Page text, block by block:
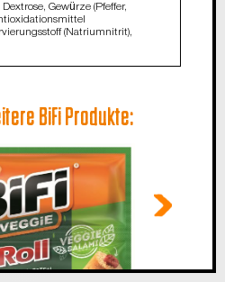
Gewürze (Pfeffer,
(Natriumnitrit),
BiFi Produkte: